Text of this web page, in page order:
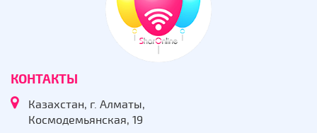
КОНТАКТЫ
Казахстан, г. Алматы,
Космодемьянская, 19